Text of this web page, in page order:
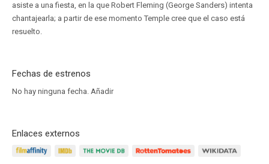
asiste a una fiesta, en la que Robert Fleming (George Sanders) intenta
chantajearla; a partir de ese momento Temple cree que el caso está
resuelto.
Fechas de estrenos
No hay ninguna fecha. Añadir
Enlaces externos